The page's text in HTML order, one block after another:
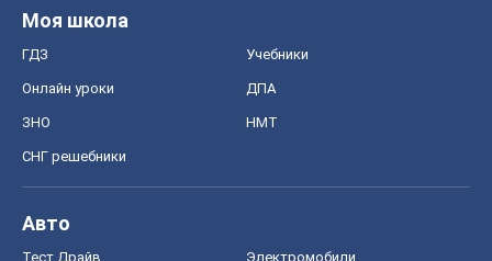
Моя школа
ГДЗ Учебники
Онлайн уроки ДПА
ЗНО НМТ
СНГ решебники
Авто
Тест Драйв Электромобили